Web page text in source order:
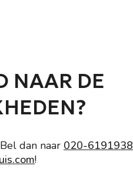
NAAR DE
dan naar 020-6191938
!